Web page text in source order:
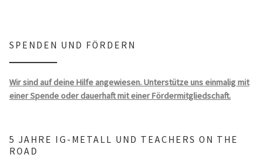
SPENDEN UND FÖRDERN
Wir sind auf deine Hilfe angewiesen. Unterstütze uns einmalig mit
einer Spende oder dauerhaft mit einer Fördermitgliedschaft.
5 JAHRE IG-METALL UND TEACHERS ON THE
ROAD